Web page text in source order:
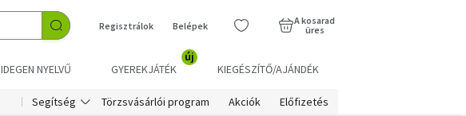
Regisztrálok Belépek
A kosarad
üres
IDEGEN NYELVŰ GYEREKJÁTÉK
új
KIEGÉSZÍTŐ/AJÁNDÉK
Segítség Törzsvásárlói program Akciók Előfizetés